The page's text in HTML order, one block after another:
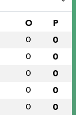
O P
0 0
0 0
0 0
0 0
0 0